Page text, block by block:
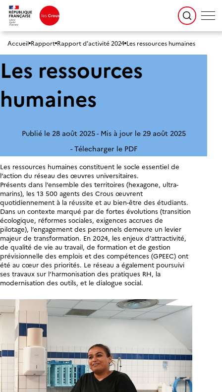
Accueil Rapport Rapport d’activité 2024 Les ressources humaines
Les ressources
humaines
Publié le 28 août 2025
Mis à jour le 29 août 2025
Télecharger le PDF
Les ressources humaines constituent le socle essentiel de
l’action du réseau des œuvres universitaires.
Présents dans l’ensemble des territoires (hexagone, ultra-
marins), les 13 500 agents des Crous œuvrent
quotidiennement à la réussite et au bien-être des étudiants.
Dans un contexte marqué par de fortes évolutions (transition
écologique, réformes sociales, exigences accrues de
pilotage), l’engagement des personnels demeure un levier
majeur de transformation. En 2024, les enjeux d’attractivité,
de qualité de vie au travail, de formation et de gestion
prévisionnelle des emplois et des compétences (GPEEC) ont
été au cœur des priorités. Le réseau a également poursuivi
ses travaux sur l’harmonisation des pratiques RH, la
modernisation des outils, et le dialogue social.